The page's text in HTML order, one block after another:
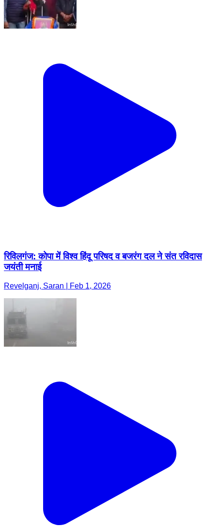
रिविलगंज: कोपा में विश्व हिंदू परिषद व बजरंग दल ने संत रविदास
जयंती मनाई
Revelganj, Saran | Feb 1, 2026